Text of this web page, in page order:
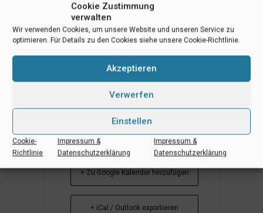
Cookie Zustimmung
verwalten
Wir verwenden Cookies, um unsere Website und unseren Service zu
optimieren. Für Details zu den Cookies siehe unsere Cookie-Richtlinie.
Akzeptieren
Verwerfen
Einstellen
Cookie-
Richtlinie
Impressum &
Datenschutzerklärung
Impressum &
Datenschutzerklärung
+ Zu Google Kalender hinzufügen
+ iCal / Outlook exportieren